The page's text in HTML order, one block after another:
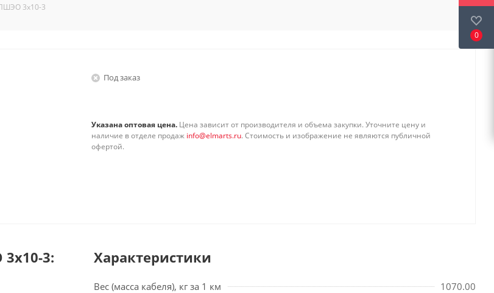
3х10-3
Под заказ
Указана оптовая цена. Цена зависит от производителя и объема закупки. Уточните цену и
наличие в отделе продаж info@elmarts.ru. Стоимость и изображение не являются публичной
офертой.
3: Характеристики
Вес (масса кабеля), кг за 1 км
1070.00
0